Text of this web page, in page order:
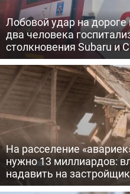
Лобовой удар на
два человека
столкновения Subaru и
На расселение
нужно 13 миллиардов:
надавить на